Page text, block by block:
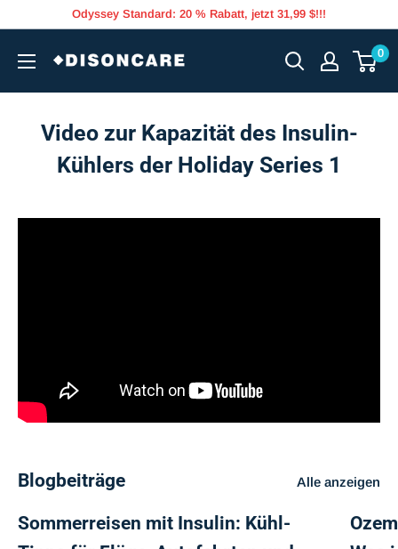
Inhalt
Odyssey Standard: 20 % Rabatt, jetzt 31,99 $!!!
DISONCARE 0
Video zur Kapazität des Insulin-
Kühlers der Holiday Series 1
Blogbeiträge Alle anzeigen
Sommerreisen mit Insulin: Kühl-